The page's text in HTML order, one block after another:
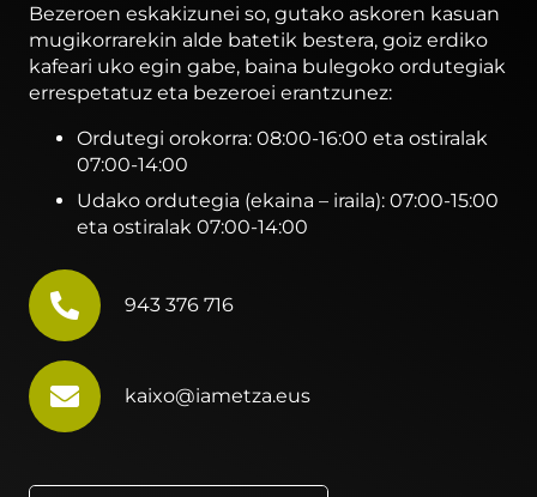
Bezeroen eskakizunei so, gutako askoren kasuan
mugikorrarekin alde batetik bestera, goiz erdiko
kafeari uko egin gabe, baina bulegoko ordutegiak
errespetatuz eta bezeroei erantzunez:
Ordutegi orokorra: 08:00-16:00 eta ostiralak
07:00-14:00
Udako ordutegia (ekaina – iraila): 07:00-15:00
eta ostiralak 07:00-14:00
943 376 716
kaixo@iametza.eus